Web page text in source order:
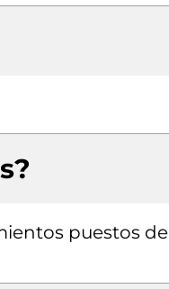
puestos de